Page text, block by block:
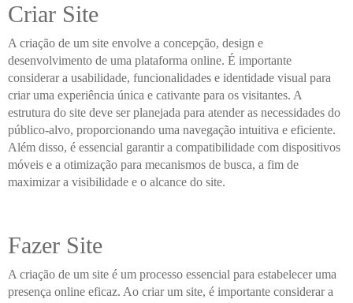
Criar Site
A criação de um site envolve a concepção, design e
desenvolvimento de uma plataforma online. É importante
considerar a usabilidade, funcionalidades e identidade visual para
criar uma experiência única e cativante para os visitantes. A
estrutura do site deve ser planejada para atender as necessidades do
público-alvo, proporcionando uma navegação intuitiva e eficiente.
Além disso, é essencial garantir a compatibilidade com dispositivos
móveis e a otimização para mecanismos de busca, a fim de
maximizar a visibilidade e o alcance do site.
Fazer Site
A criação de um site é um processo essencial para estabelecer uma
presença online eficaz. Ao criar um site, é importante considerar a